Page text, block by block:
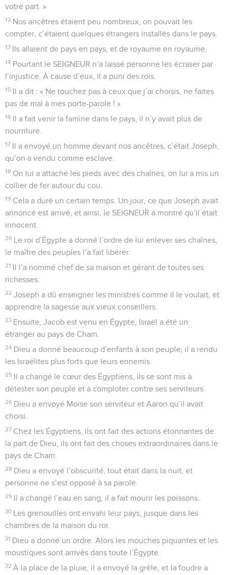
votre part. »
12 Nos ancêtres étaient peu nombreux, on pouvait les
compter, c’étaient quelques étrangers installés dans le pays.
13 Ils allaient de pays en pays, et de royaume en royaume.
14 Pourtant le SEIGNEUR n’a laissé personne les écraser par
l’injustice. À cause d’eux, il a puni des rois.
15 Il a dit : « Ne touchez pas à ceux que j’ai choisis, ne faites
pas de mal à mes porte-parole ! »
16 Il a fait venir la famine dans le pays, il n’y avait plus de
nourriture.
17 Il a envoyé un homme devant nos ancêtres, c’était Joseph,
qu’on a vendu comme esclave.
18 On lui a attaché les pieds avec des chaînes, on lui a mis un
collier de fer autour du cou.
19 Cela a duré un certain temps. Un jour, ce que Joseph avait
annoncé est arrivé, et ainsi, le SEIGNEUR a montré qu’il était
innocent.
20 Le roi d’Égypte a donné l’ordre de lui enlever ses chaînes,
le maître des peuples l’a fait libérer.
21 Il l’a nommé chef de sa maison et gérant de toutes ses
richesses.
22 Joseph a dû enseigner les ministres comme il le voulait, et
apprendre la sagesse aux vieux conseillers.
23 Ensuite, Jacob est venu en Égypte, Israël a été un
étranger au pays de Cham.
24 Dieu a donné beaucoup d’enfants à son peuple, il a rendu
les Israélites plus forts que leurs ennemis.
25 Il a changé le cœur des Égyptiens, ils se sont mis à
détester son peuple et à comploter contre ses serviteurs.
26 Dieu a envoyé Moïse son serviteur et Aaron qu’il avait
choisi.
27 Chez les Égyptiens, ils ont fait des actions étonnantes de
la part de Dieu, ils ont fait des choses extraordinaires dans le
pays de Cham.
28 Dieu a envoyé l’obscurité, tout était dans la nuit, et
personne ne s’est opposé à sa parole.
29 Il a changé l’eau en sang, il a fait mourir les poissons.
30 Les grenouilles ont envahi leur pays, jusque dans les
chambres de la maison du roi.
31 Dieu a donné un ordre. Alors les mouches piquantes et les
moustiques sont arrivés dans toute l’Égypte.
32 À la place de la pluie, il a envoyé la grêle, et la foudre a